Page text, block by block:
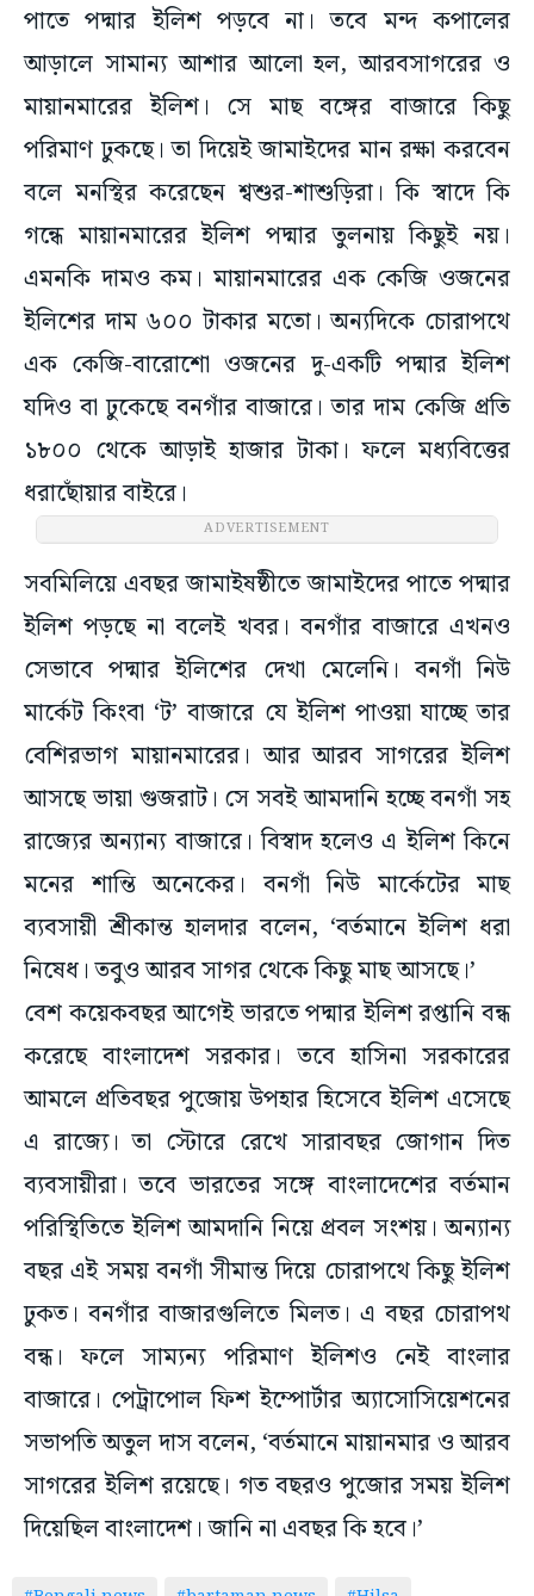
পাতে পদ্মার ইলিশ পড়বে না। তবে মন্দ কপালের
আড়ালে সামান্য আশার আলো হল, আরবসাগরের ও
মায়ানমারের ইলিশ। সে মাছ বঙ্গের বাজারে কিছু
পরিমাণ ঢুকছে। তা দিয়েই জামাইদের মান রক্ষা করবেন
বলে মনস্থির করেছেন শ্বশুর-শাশুড়িরা। কি স্বাদে কি
গন্ধে মায়ানমারের ইলিশ পদ্মার তুলনায় কিছুই নয়।
এমনকি দামও কম। মায়ানমারের এক কেজি ওজনের
ইলিশের দাম ৬০০ টাকার মতো। অন্যদিকে চোরাপথে
এক কেজি-বারোশো ওজনের দু-একটি পদ্মার ইলিশ
যদিও বা ঢুকেছে বনগাঁর বাজারে। তার দাম কেজি প্রতি
১৮০০ থেকে আড়াই হাজার টাকা। ফলে মধ্যবিত্তের
ধরাছোঁয়ার বাইরে।
ADVERTISEMENT
সবমিলিয়ে এবছর জামাইষষ্ঠীতে জামাইদের পাতে পদ্মার
ইলিশ পড়ছে না বলেই খবর। বনগাঁর বাজারে এখনও
সেভাবে পদ্মার ইলিশের দেখা মেলেনি। বনগাঁ নিউ
মার্কেট কিংবা ‘ট’ বাজারে যে ইলিশ পাওয়া যাচ্ছে তার
বেশিরভাগ মায়ানমারের। আর আরব সাগরের ইলিশ
আসছে ভায়া গুজরাট। সে সবই আমদানি হচ্ছে বনগাঁ সহ
রাজ্যের অন্যান্য বাজারে। বিস্বাদ হলেও এ ইলিশ কিনে
মনের শান্তি অনেকের। বনগাঁ নিউ মার্কেটের মাছ
ব্যবসায়ী শ্রীকান্ত হালদার বলেন, ‘বর্তমানে ইলিশ ধরা
নিষেধ। তবুও আরব সাগর থেকে কিছু মাছ আসছে।’
বেশ কয়েকবছর আগেই ভারতে পদ্মার ইলিশ রপ্তানি বন্ধ
করেছে বাংলাদেশ সরকার। তবে হাসিনা সরকারের
আমলে প্রতিবছর পুজোয় উপহার হিসেবে ইলিশ এসেছে
এ রাজ্যে। তা স্টোরে রেখে সারাবছর জোগান দিত
ব্যবসায়ীরা। তবে ভারতের সঙ্গে বাংলাদেশের বর্তমান
পরিস্থিতিতে ইলিশ আমদানি নিয়ে প্রবল সংশয়। অন্যান্য
বছর এই সময় বনগাঁ সীমান্ত দিয়ে চোরাপথে কিছু ইলিশ
ঢুকত। বনগাঁর বাজারগুলিতে মিলত। এ বছর চোরাপথ
বন্ধ। ফলে সাম্যন্য পরিমাণ ইলিশও নেই বাংলার
বাজারে। পেট্রাপোল ফিশ ইম্পোর্টার অ্যাসোসিয়েশনের
সভাপতি অতুল দাস বলেন, ‘বর্তমানে মায়ানমার ও আরব
সাগরের ইলিশ রয়েছে। গত বছরও পুজোর সময় ইলিশ
দিয়েছিল বাংলাদেশ। জানি না এবছর কি হবে।’